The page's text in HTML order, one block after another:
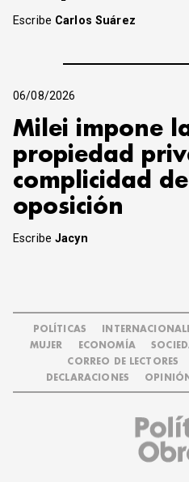
Escribe Carlos Suárez
06/08/2026
Milei impone
propiedad
complicidad
oposición
EscribeJacyn
POLÍTICAS
MUJER
ECONOMÍA
CORREO DE LECTORES
DECLARACIONES
OPINIÓN